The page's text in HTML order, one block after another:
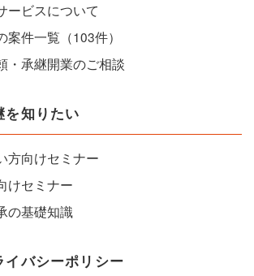
ービスについて
件一覧（103件）
・承継開業のご相談
を知りたい
方向けセミナー
けセミナー
の基礎知識
バシーポリシー